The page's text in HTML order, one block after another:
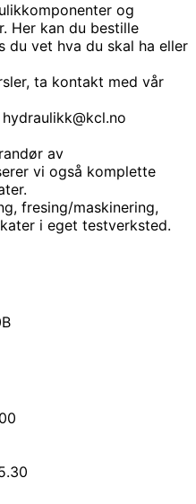
og
Her kan du bestille
du vet hva du skal ha eller
ta kontakt med vår
av
vi også komplette
fresing/maskinering,
i eget testverksted.